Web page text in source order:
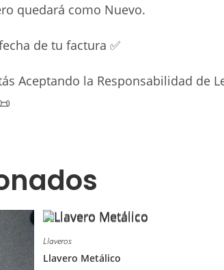
quedará como Nuevo.
de tu factura ✅
Aceptando la Responsabilidad de
Llaveros
Llavero Metálico